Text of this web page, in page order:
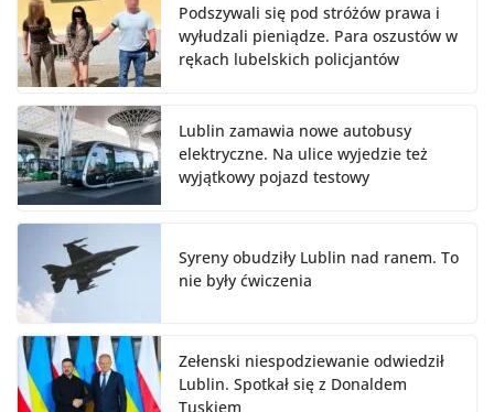
Podszywali się pod stróżów prawa i
wyłudzali pieniądze. Para oszustów w
rękach lubelskich policjantów
Lublin zamawia nowe autobusy
elektryczne. Na ulice wyjedzie też
wyjątkowy pojazd testowy
Syreny obudziły Lublin nad ranem. To
nie były ćwiczenia
Zełenski niespodziewanie odwiedził
Lublin. Spotkał się z Donaldem
Tuskiem